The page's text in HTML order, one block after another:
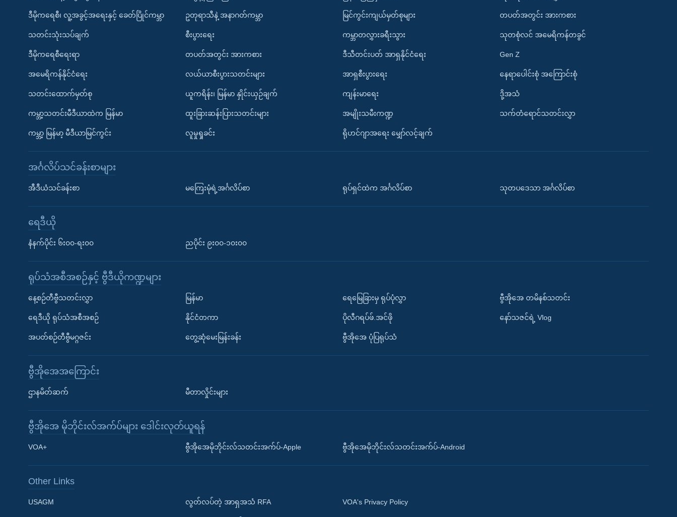
Learning English
ဒီမိုကရေစီ၊ လူ့အခွင့်အရေးနှင့် ခေတ်ပြိုင်ကမ္ဘာ
သတင်းသုံးသပ်ချက်
ဒီမိုကရေစီရေးရာ
အမေရိကန်နိုင်ငံရေး
သတင်းထောက်မှတ်စု
ကမ္ဘာ့သတင်းမီဒီယာထဲက မြန်မာ
ကမ္ဘာ့ မြန်မာ့ မီဒီယာမြင်ကွင်း
ဥတုရာသီနဲ့ အနာဂတ်ကမ္ဘာ
စီးပွားရေး
တပတ်အတွင်း အားကစား
လယ်ယာစီးပွားသတင်းများ
ယူကရိန်း၊ မြန်မာ နှိုင်းယှဉ်ချက်
ထူးခြားဆန်းပြားသတင်းများ
လူမှုရှုခင်း
မြင်ကွင်းကျယ်မှတ်စုများ
ကမ္ဘာတလွှားခရီးသွား
ဒီသီတင်းပတ် အာရှနိုင်ငံရေး
အာရှစီးပွားရေး
ကျန်းမာရေး
အမျိုးသမီးကဏ္ဍ
ရိုဟင်ဂျာအရေး မျှော်လင့်ချက်
တပတ်အတွင်း အားကစား
သုတစုံလင် အမေရိကန်တခွင်
Gen Z
နေရာပေါင်းစုံ အကြောင်းစုံ
ဒို့အသံ
သက်တံရောင်သတင်းလွှာ
အင်္ဂလိပ်သင်ခန်းစာများ
အီဒီယံသင်ခန်းစာ မကြေးမုံရဲ့အင်္ဂလိပ်စာ ရုပ်ရှင်ထဲက အင်္ဂလိပ်စာ သုတပဒေသာ အင်္ဂလိပ်စာ
ရေဒီယို
နံနက်ပိုင်း ၆း၀၀-ရး၀၀ ညပိုင်း ၉း၀၀-၁၀း၀၀
ရုပ်သံအစီအစဉ်နှင့် ဗွီဒီယိုကဏ္ဍများ
နေ့စဉ်တီဗွီသတင်းလွှာ
ရေဒီယို ရုပ်သံအစီအစဉ်
အပတ်စဉ်တီဗွီမဂ္ဂဇင်း
မြန်မာ
နိုင်ငံတကာ
တွေ့ဆုံမေးမြန်းခန်း
ရေမြေခြားမှ ရုပ်ပုံလွှာ
ပိုလီဂရပ်ဖ်.အင်ဖို
ဗွီအိုအေ ပုံပြရုပ်သံ
ဗွီအိုအေ တမိနစ်သတင်း
နော်သဇင်ရဲ့ Vlog
ဗွီအိုအေအကြောင်း
ဌာနမိတ်ဆက် မီတာလှိုင်းများ
ဗွီအိုအေ မိုဘိုင်းလ်အက်ပ်များ ဒေါင်းလုတ်ယူရန်
VOA+ ဗွီအိုအေမိုဘိုင်းလ်သတင်းအက်ပ်-Apple ဗွီအိုအေမိုဘိုင်းလ်သတင်းအက်ပ်-Android
Other Links
USAGM လွတ်လပ်တဲ့ အာရှအသံ RFA VOA's Privacy Policy